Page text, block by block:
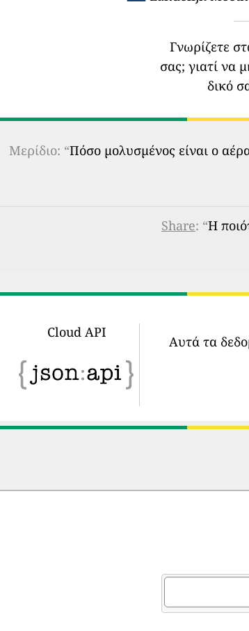
Γνωρίζετε
σας; γιατί να
δικό
Μερίδιο: “Πόσο μολυσμένος είναι ο
Share: “Η
Cloud API
Αυτά τα